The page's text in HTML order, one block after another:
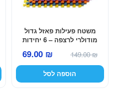
משטח פעילות פאזל גדול
מודולרי לרצפה – 6 יחידות
149.00₪
המחיר
המקורי
היה:
69.00 ₪
המחיר
הנוכחי
הוא:
הוספה לסל